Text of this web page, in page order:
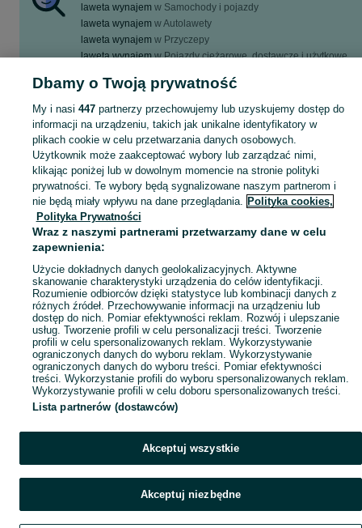
laweta wynajem w Samochody i pojazdy
laweta wynajem wAutolawety
laweta wynajem w Przyczepy
laweta wynajem w Pojazdy ciężarowe, dostawcze i użytkowe
Wypożycz lawetę na OLX.pl. Idealne rozwiązanie do transportu pojazdów i sprzętu. Bezpieczne i wygodne, dostępne od zaraz. Sprawdź ogłoszenia!
Mapa kategorii
Mapa miejscowości
Mapa ministron
Popularne wyszukiwania
Dbamy o Twoją prywatność
My i nasi 447partnerzy przechowujemy lub uzyskujemy dostęp do
informacji na urządzeniu, takich jak unikalne identyfikatory w
plikach cookie w celu przetwarzania danych osobowych.
Użytkownik może zaakceptować wybory lub zarządzać nimi,
klikając poniżej lub w dowolnym momencie na stronie polityki
prywatności. Te wybory będą sygnalizowane naszym partnerom i
nie będą miały wpływu na dane przeglądania. Polityka cookies,
Polityka Prywatności
Wraz z naszymi partnerami przetwarzamy dane w celu
zapewnienia:
Użycie dokładnych danych geolokalizacyjnych. Aktywne
skanowanie charakterystyki urządzenia do celów identyfikacji.
Rozumienie odbiorców dzięki statystyce lub kombinacji danych z
różnych źródeł. Przechowywanie informacji na urządzeniu lub
dostęp do nich. Pomiar efektywności reklam. Rozwój i ulepszanie
usług. Tworzenie profili w celu personalizacji treści. Tworzenie
profili w celu spersonalizowanych reklam. Wykorzystywanie
ograniczonych danych do wyboru reklam. Wykorzystywanie
ograniczonych danych do wyboru treści. Pomiar efektywności
treści. Wykorzystanie profili do wyboru spersonalizowanych reklam.
Wykorzystywanie profili w celu doboru spersonalizowanych treści.
Lista partnerów (dostawców)
Akceptuj wszystkie
Akceptuj niezbędne